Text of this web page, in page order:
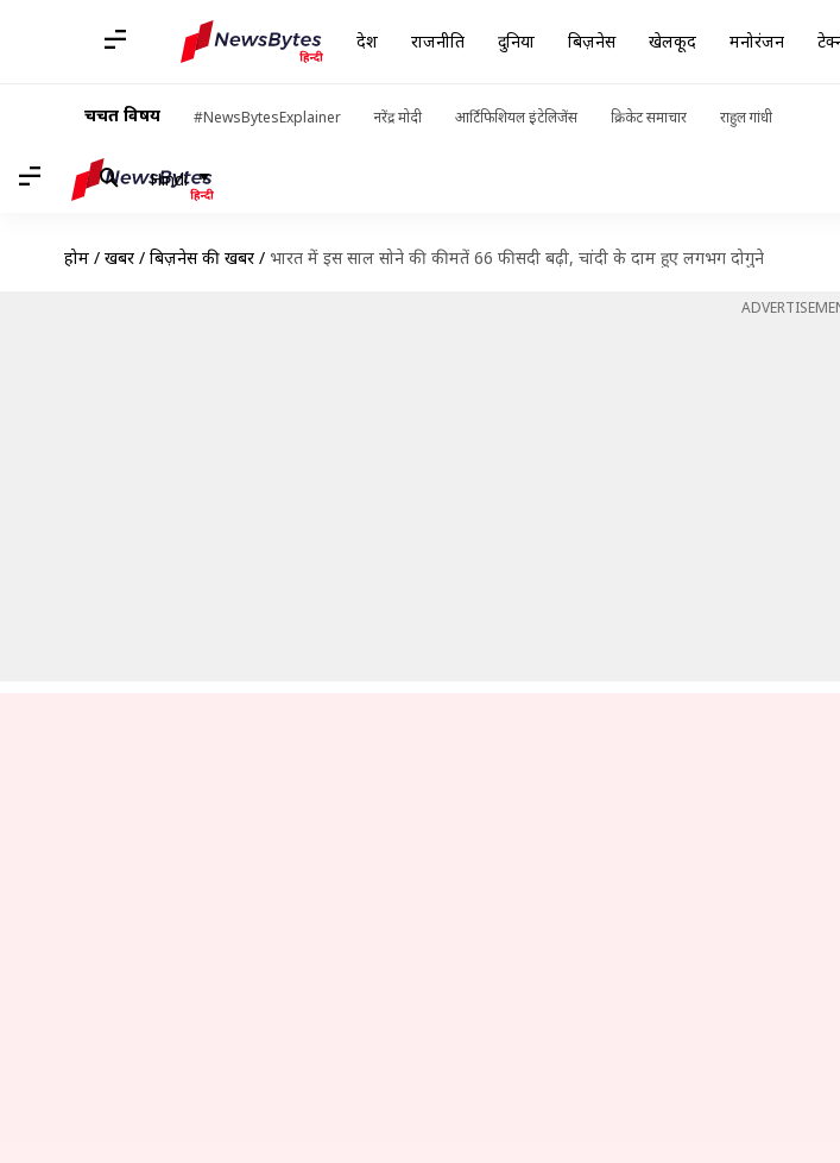
देश राजनीति दुनिया बिज़नेस खेलकूद मनोरंजन
चर्चित विषय #NewsBytesExplainer नरेंद्र मोदी आर्टिफिशियल इंटेलिजेंस क्रिकेट समाचार राहुल गांधी
Hindi
होम / खबरें / बिज़नेस की खबरें / भारत में इस साल सोने की कीमतें 66 फीसदी बढ़ी, चांदी के दाम हुए लगभग दोगुने